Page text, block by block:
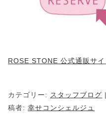
ROSE STONE 公式通販サイ
カテゴリー: スタッフブログ
稿者: 幸せコンシェルジュ